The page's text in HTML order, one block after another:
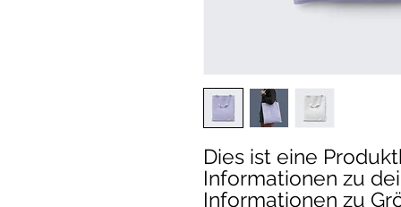
Dies ist eine
Informationen zu
Informationen zu